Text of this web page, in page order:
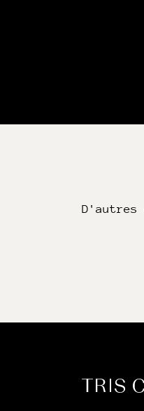
D'autres